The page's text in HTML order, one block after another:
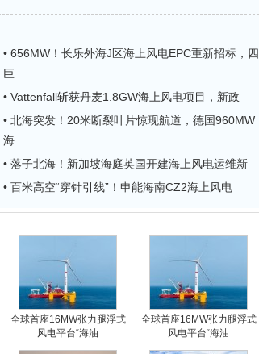
• 656MW！长乐外海J区海上风电EPC重新招标，四
巨
• Vattenfall斩获丹麦1.8GW海上风电项目，新政
• 北海突发！20米断裂叶片惊现航道，德国960MW
海
• 落子北海！新加坡海庭英国开建海上风电运维新
• 百米高空“穿针引线”！申能海南CZ2海上风电
全球首座16MW张力腿浮式
风电平台“海油
全球首座16MW张力腿浮式
风电平台“海油